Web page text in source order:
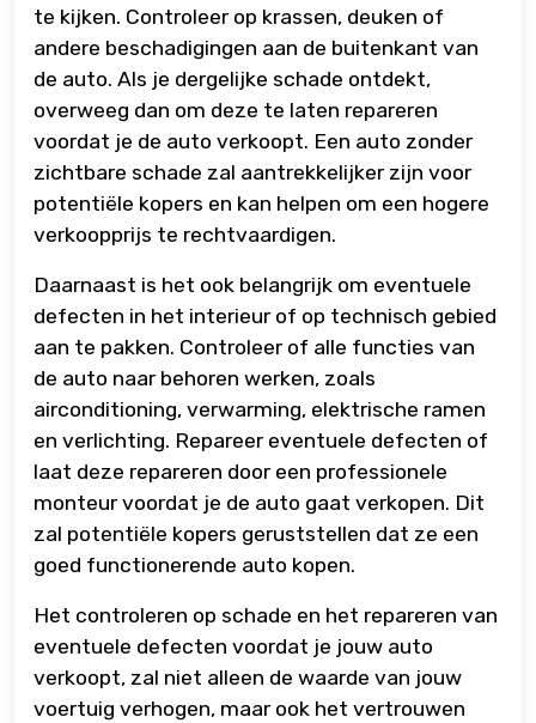
te kijken. Controleer op krassen, deuken of
andere beschadigingen aan de buitenkant van
de auto. Als je dergelijke schade ontdekt,
overweeg dan om deze te laten repareren
voordat je de auto verkoopt. Een auto zonder
zichtbare schade zal aantrekkelijker zijn voor
potentiële kopers en kan helpen om een hogere
verkoopprijs te rechtvaardigen.
Daarnaast is het ook belangrijk om eventuele
defecten in het interieur of op technisch gebied
aan te pakken. Controleer of alle functies van
de auto naar behoren werken, zoals
airconditioning, verwarming, elektrische ramen
en verlichting. Repareer eventuele defecten of
laat deze repareren door een professionele
monteur voordat je de auto gaat verkopen. Dit
zal potentiële kopers geruststellen dat ze een
goed functionerende auto kopen.
Het controleren op schade en het repareren van
eventuele defecten voordat je jouw auto
verkoopt, zal niet alleen de waarde van jouw
voertuig verhogen, maar ook het vertrouwen